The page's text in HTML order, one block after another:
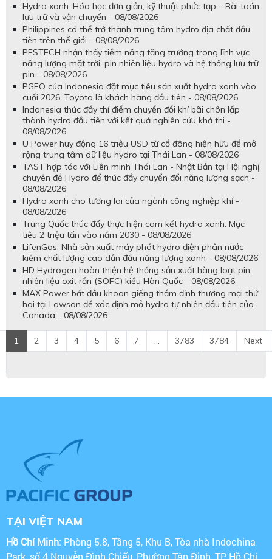
Hydro xanh: Hóa học đơn giản, kỹ thuật phức tạp – Bài toán
lưu trữ và vận chuyển - 08/08/2026
Philippines có thể trở thành trung tâm hydro địa chất đầu
tiên trên thế giới - 08/08/2026
PESTECH nhận thấy tiềm năng tăng trưởng trong lĩnh vực
năng lượng mặt trời, pin nhiên liệu hydro và hệ thống lưu trữ
pin - 08/08/2026
PGEO của Indonesia đặt mục tiêu sản xuất hydro xanh vào
cuối 2026, Toyota là khách hàng đầu tiên - 08/08/2026
Indonesia thúc đẩy thí điểm chuyển đổi khí bãi chôn lấp
thành hydro đầu tiên với kết quả nghiên cứu khả thi -
08/08/2026
U Power huy động 16 triệu USD từ cổ đông hiện hữu để mở
rộng trung tâm dữ liệu hydro tại Thái Lan - 08/08/2026
TAST hợp tác với Liên minh Thái Lan - Nhật Bản tại Hội nghị
chuyên đề Hydro để thúc đẩy chuyển đổi năng lượng sạch -
08/08/2026
Hydro xanh cho tương lai của ngành công nghiệp khí -
08/08/2026
Trung Quốc thúc đẩy thực hiện cam kết hydro xanh: Mục
tiêu 2 triệu tấn vào năm 2030 - 08/08/2026
LifenGas: Nhà sản xuất máy phát hydro điện phân nước
kiềm chất lượng cao dẫn đầu năng lượng xanh - 08/08/2026
HD Hydrogen hoàn thiện hệ thống sản xuất hàng loạt pin
nhiên liệu oxit rắn (SOFC) kiểu Hàn Quốc - 08/08/2026
MAX Power bắt đầu khoan giếng thẩm định thương mại thứ
hai tại Lawson để xác định mỏ hydro tự nhiên đầu tiên của
Canada - 08/08/2026
1 2 3 4 5 6 7 ... 3783 3784 Next
TẠI VIỆT NAM
Hồ Chí Minh: Phòng 5.8, Tầng 5, Khu B, Tòa nhà Indochina